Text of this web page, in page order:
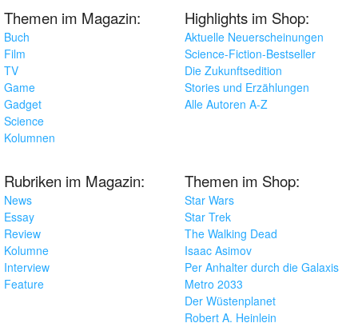
Themen im Magazin:
Buch
Film
TV
Game
Gadget
Science
Kolumnen
Highlights im Shop:
Aktuelle Neuerscheinungen
Science-Fiction-Bestseller
Die Zukunftsedition
Stories und Erzählungen
Alle Autoren A-Z
Rubriken im Magazin:
News
Essay
Review
Kolumne
Interview
Feature
Themen im Shop:
Star Wars
Star Trek
The Walking Dead
Isaac Asimov
Per Anhalter durch die Galaxis
Metro 2033
Der Wüstenplanet
Robert A. Heinlein